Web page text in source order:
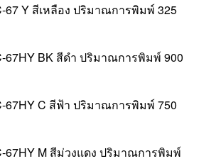
67 Y สีเหลือง ปริมาณการพิมพ์ 325
67HY BK สีดำ ปริมาณการพิมพ์ 900
67HY C สีฟ้า ปริมาณการพิมพ์ 750
67HY M สีม่วงแดง ปริมาณการพิมพ์